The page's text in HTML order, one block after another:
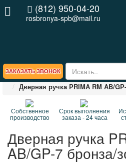
ЗАКАЗАТЬ ЗВОНОК
(812) 950-04-20
rosbronya-spb@mail.ru
Главная СП
Дверные ручки
Дверная ручка PRIMA RM AB/
Собственное
производство
Срок выполнения
заказа - 24 часа
Дверная ручка
AB/GP-7 бронза/